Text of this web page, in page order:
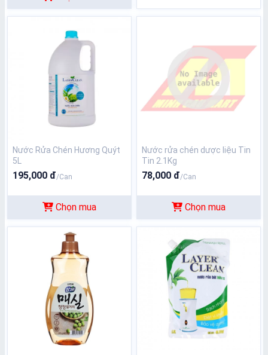
Nước Rửa Chén Hương Quýt
5L
195,000 đ/Can
Chọn mua
Nước rửa chén dược liệu Tin
Tin 2.1Kg
78,000 đ/Can
Chọn mua